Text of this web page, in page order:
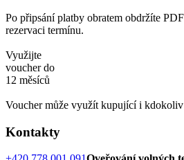
Po připsání platby obratem obdržíte
rezervaci termínu.
Využijte
voucher do
12 měsíců
Voucher může využít kupující i
Kontakty